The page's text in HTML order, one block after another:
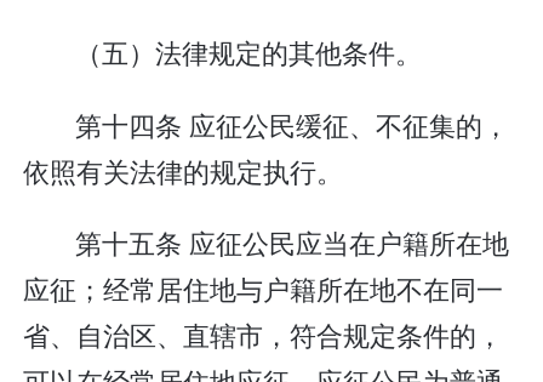
（五）法律规定的其他条件。
第十四条 应征公民缓征、不征集的，
依照有关法律的规定执行。
第十五条 应征公民应当在户籍所在地
应征；经常居住地与户籍所在地不在同一
省、自治区、直辖市，符合规定条件的，